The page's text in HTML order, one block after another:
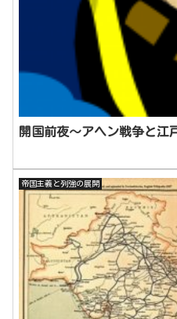
開国前夜～アヘン戦争と江
帝国主義と列強の展開